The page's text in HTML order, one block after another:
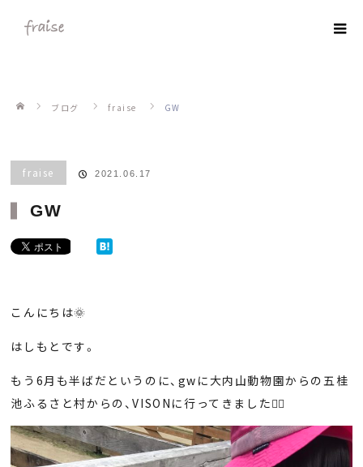
ブログ
fraise GW
fraise 2021.06.17
GW
こんにちは🌞
はしもとです。
もう6月も半ばだというのに、gwに大内山動物園からの五桂
池ふるさと村からの、VISONに行ってきました🙋‍♀️